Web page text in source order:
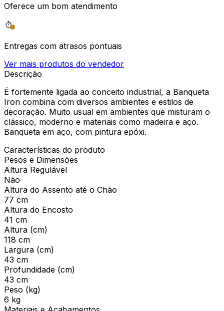
Oferece um bom atendimento
Entregas com atrasos pontuais
Ver mais produtos do vendedor
Descrição
É fortemente ligada ao conceito industrial, a Banqueta
Iron combina com diversos ambientes e estilos de
decoração. Muito usual em ambientes que misturam o
clássico, moderno e materiais como madeira e aço.
Banqueta em aço, com pintura epóxi.
Características do produto
Pesos e Dimensões
Altura Regulável
Não
Altura do Assento até o Chão
77 cm
Altura do Encosto
41 cm
Altura (cm)
118 cm
Largura (cm)
43 cm
Profundidade (cm)
43 cm
Peso (kg)
6 kg